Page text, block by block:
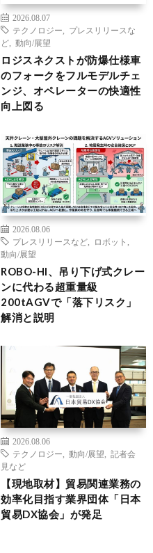
2026.08.07
テクノロジー
プレスリリースな
ど
動向/展望
ロジスネクストが防爆仕様車
のフォークをフルモデルチェ
ンジ、オペレーターの快適性
向上図る
2026.08.06
プレスリリースなど
ロボット
動向/展望
ROBO-HI、吊り下げ式クレー
ンに代わる超重量級
200tAGVで「落下リスク」
解消と説明
2026.08.06
テクノロジー
動向/展望
記者会
見など
【現地取材】貿易関連業務の
効率化目指す業界団体「日本
貿易DX協会」が発足